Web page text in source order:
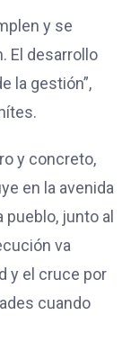
y se
El desarrollo
la gestión”,
y concreto,
en la avenida
pueblo, junto al
va
y el cruce por
cuando